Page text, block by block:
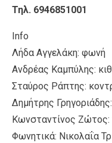
Τηλ. 6946851001
Info
Λήδα Aγγελάκη: φωνή
Ανδρέας Καμπύλης:
Σταύρος Ράπτης:
Δημήτρης
Κωνσταντίνος Ζώτος:
Φωνητικά: Νικολαΐα